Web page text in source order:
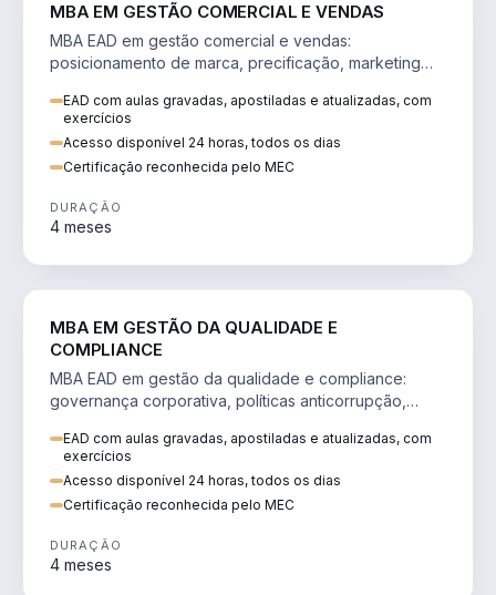
MBA EM GESTÃO COMERCIAL E VENDAS
MBA EAD em gestão comercial e vendas:
posicionamento de marca, precificação, marketing
EAD com aulas gravadas, apostiladas e atualizadas, com
exercícios
Acesso disponível 24 horas, todos os dias
Certificação reconhecida pelo MEC
DURAÇÃO
4 meses
MBA EM GESTÃO DA QUALIDADE E
COMPLIANCE
MBA EAD em gestão da qualidade e compliance:
governança corporativa, políticas anticorrupção,
EAD com aulas gravadas, apostiladas e atualizadas, com
exercícios
Acesso disponível 24 horas, todos os dias
Certificação reconhecida pelo MEC
DURAÇÃO
4 meses